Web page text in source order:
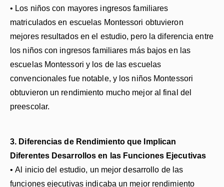
• Los niños con mayores ingresos familiares
matriculados en escuelas Montessori obtuvieron
mejores resultados en el estudio, pero la diferencia entre
los niños con ingresos familiares más bajos en las
escuelas Montessori y los de las escuelas
convencionales fue notable, y los niños Montessori
obtuvieron un rendimiento mucho mejor al final del
preescolar.
3. Diferencias de Rendimiento que Implican
Diferentes Desarrollos en las Funciones Ejecutivas
• Al inicio del estudio, un mejor desarrollo de las
funciones ejecutivas indicaba un mejor rendimiento